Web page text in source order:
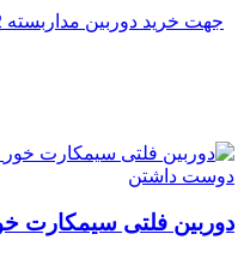
دوست داشتن
دوربین فلتی سیمکارت